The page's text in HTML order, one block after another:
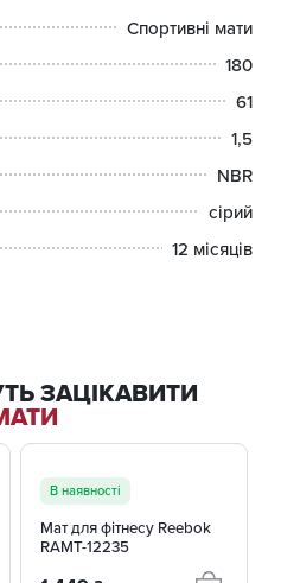
Спортивні мати
180
61
1,5
NBR
сірий
12 місяців
ЗАЦІКАВИТИ
+ 1 ВАРІАНТИ
В наявності
Мат для фітнесу Reebok
RAMT-12235